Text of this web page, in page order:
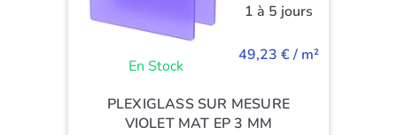
En Stock
1 à 5 jours
49,23 € / m²
PLEXIGLASS SUR MESURE
VIOLET MAT EP 3 MM